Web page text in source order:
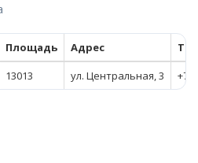
Площадь Адрес
13013 ул. Центральная, 3 +7